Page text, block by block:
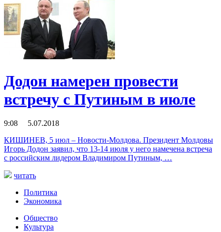
Додон намерен провести
встречу с Путиным в июле
9:08 5.07.2018
КИШИНЕВ, 5 июл – Новости-Молдова. Президент Молдовы
Игорь Додон заявил, что 13-14 июля у него намечена встреча
с российским лидером Владимиром Путиным, …
читать
Политика
Экономика
Общество
Культура